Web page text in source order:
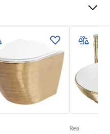
d'angle
Transparent 6mm
à entrouvrir réciproquement
Sur le receveur ou plancher
2005 mm
Rea